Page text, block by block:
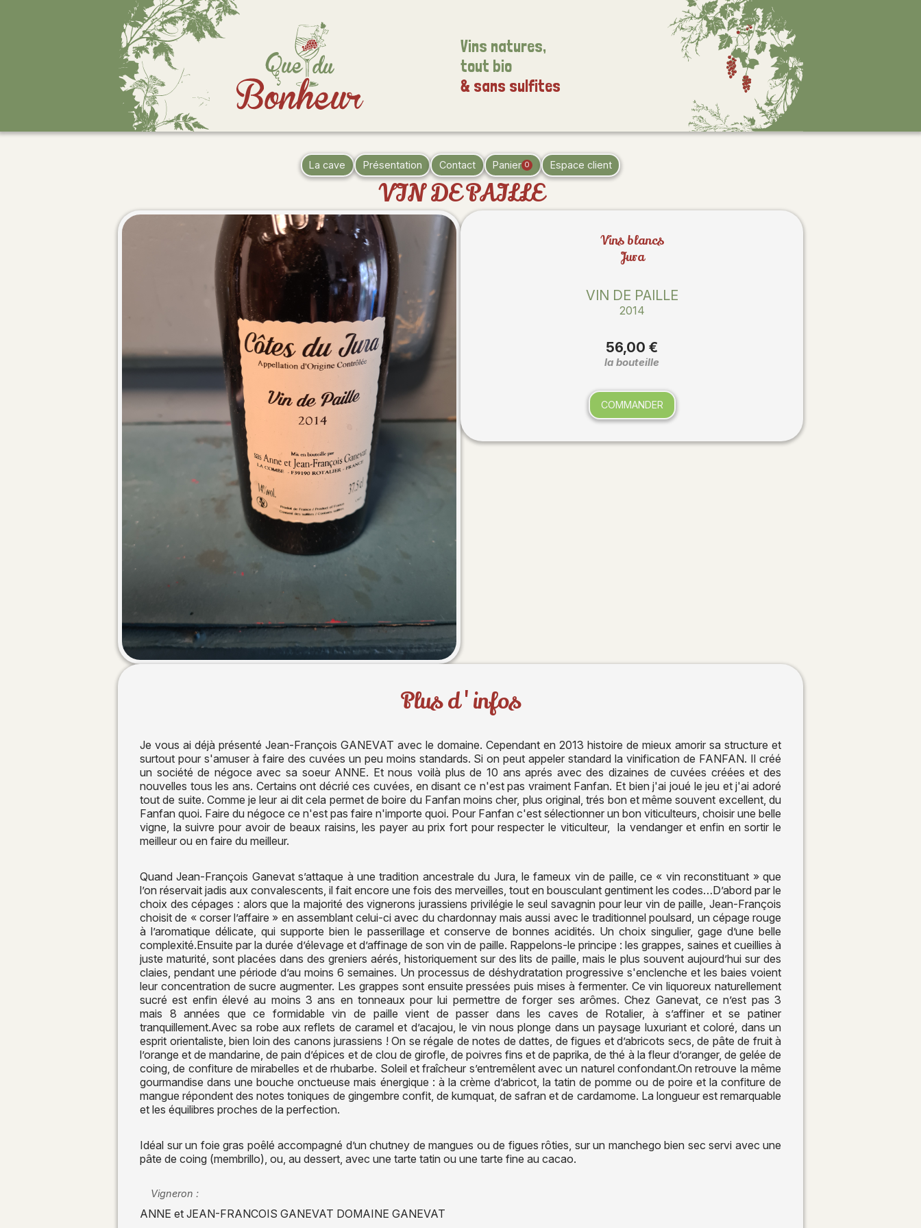
Vins natures,
tout bio
& sans sulfites
La cave Présentation Contact Panier 0 Espace client
VIN DE PAILLE
Vins blancs
Jura
VIN DE PAILLE
2014
56,00 €
la bouteille
COMMANDER
Plus d'infos
Je vous ai déjà présenté Jean-François GANEVAT avec le domaine. Cependant en 2013 histoire de mieux amorir sa structure et
surtout pour s'amuser à faire des cuvées un peu moins standards. Si on peut appeler standard la vinification de FANFAN. Il créé
un société de négoce avec sa soeur ANNE. Et nous voilà plus de 10 ans aprés avec des dizaines de cuvées créées et des
nouvelles tous les ans. Certains ont décrié ces cuvées, en disant ce n'est pas vraiment Fanfan. Et bien j'ai joué le jeu et j'ai adoré
tout de suite. Comme je leur ai dit cela permet de boire du Fanfan moins cher, plus original, trés bon et même souvent excellent, du
Fanfan quoi. Faire du négoce ce n'est pas faire n'importe quoi. Pour Fanfan c'est sélectionner un bon viticulteurs, choisir une belle
vigne, la suivre pour avoir de beaux raisins, les payer au prix fort pour respecter le viticulteur, la vendanger et enfin en sortir le
meilleur ou en faire du meilleur.
Quand Jean-François Ganevat s’attaque à une tradition ancestrale du Jura, le fameux vin de paille, ce « vin reconstituant » que
l’on réservait jadis aux convalescents, il fait encore une fois des merveilles, tout en bousculant gentiment les codes…D’abord par le
choix des cépages : alors que la majorité des vignerons jurassiens privilégie le seul savagnin pour leur vin de paille, Jean-François
choisit de « corser l’affaire » en assemblant celui-ci avec du chardonnay mais aussi avec le traditionnel poulsard, un cépage rouge
à l’aromatique délicate, qui supporte bien le passerillage et conserve de bonnes acidités. Un choix singulier, gage d’une belle
complexité.Ensuite par la durée d’élevage et d’affinage de son vin de paille. Rappelons-le principe : les grappes, saines et cueillies à
juste maturité, sont placées dans des greniers aérés, historiquement sur des lits de paille, mais le plus souvent aujourd’hui sur des
claies, pendant une période d’au moins 6 semaines. Un processus de déshydratation progressive s'enclenche et les baies voient
leur concentration de sucre augmenter. Les grappes sont ensuite pressées puis mises à fermenter. Ce vin liquoreux naturellement
sucré est enfin élevé au moins 3 ans en tonneaux pour lui permettre de forger ses arômes. Chez Ganevat, ce n’est pas 3
mais 8 années que ce formidable vin de paille vient de passer dans les caves de Rotalier, à s’affiner et se patiner
tranquillement.Avec sa robe aux reflets de caramel et d’acajou, le vin nous plonge dans un paysage luxuriant et coloré, dans un
esprit orientaliste, bien loin des canons jurassiens ! On se régale de notes de dattes, de figues et d’abricots secs, de pâte de fruit à
l’orange et de mandarine, de pain d’épices et de clou de girofle, de poivres fins et de paprika, de thé à la fleur d’oranger, de gelée de
coing, de confiture de mirabelles et de rhubarbe. Soleil et fraîcheur s’entremêlent avec un naturel confondant.On retrouve la même
gourmandise dans une bouche onctueuse mais énergique : à la crème d’abricot, la tatin de pomme ou de poire et la confiture de
mangue répondent des notes toniques de gingembre confit, de kumquat, de safran et de cardamome. La longueur est remarquable
et les équilibres proches de la perfection.
Idéal sur un foie gras poêlé accompagné d’un chutney de mangues ou de figues rôties, sur un manchego bien sec servi avec une
pâte de coing (membrillo), ou, au dessert, avec une tarte tatin ou une tarte fine au cacao.
Vigneron :
ANNE et JEAN-FRANCOIS GANEVAT DOMAINE GANEVAT